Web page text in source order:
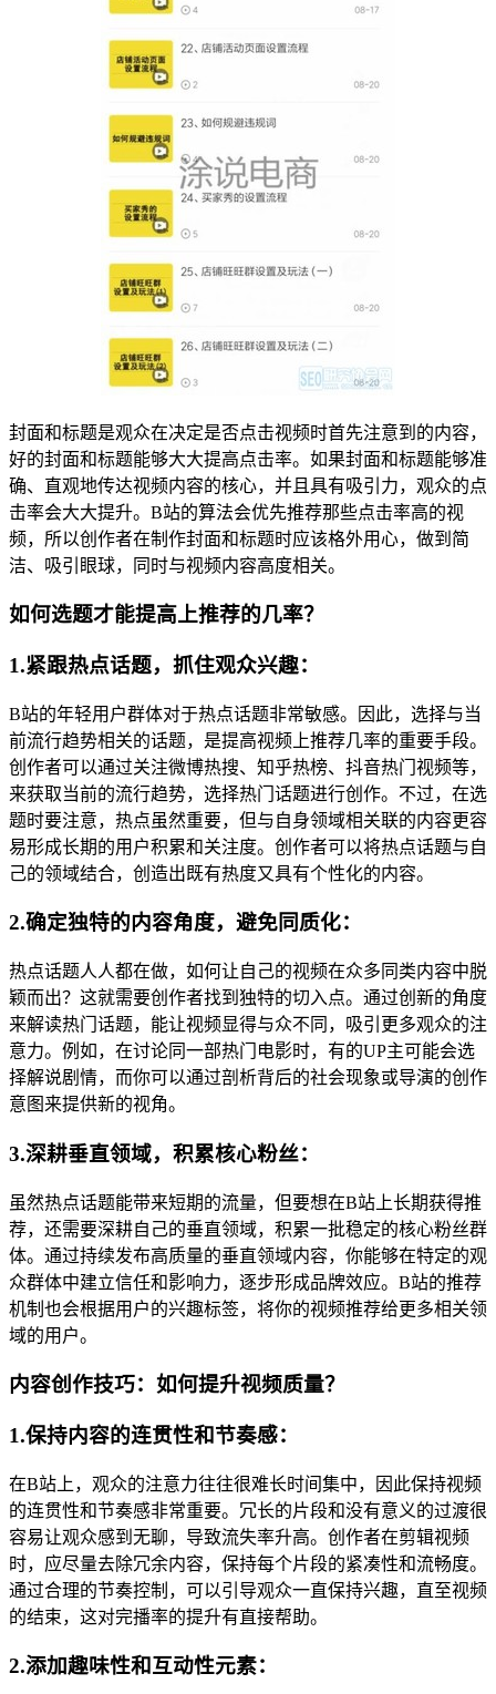
封面和标题是观众在决定是否点击视频时首先注意到的内容，
好的封面和标题能够大大提高点击率。如果封面和标题能够准
确、直观地传达视频内容的核心，并且具有吸引力，观众的点
击率会大大提升。B站的算法会优先推荐那些点击率高的视
频，所以创作者在制作封面和标题时应该格外用心，做到简
洁、吸引眼球，同时与视频内容高度相关。
如何选题才能提高上推荐的几率？
1.紧跟热点话题，抓住观众兴趣：
B站的年轻用户群体对于热点话题非常敏感。因此，选择与当
前流行趋势相关的话题，是提高视频上推荐几率的重要手段。
创作者可以通过关注微博热搜、知乎热榜、抖音热门视频等，
来获取当前的流行趋势，选择热门话题进行创作。不过，在选
题时要注意，热点虽然重要，但与自身领域相关联的内容更容
易形成长期的用户积累和关注度。创作者可以将热点话题与自
己的领域结合，创造出既有热度又具有个性化的内容。
2.确定独特的内容角度，避免同质化：
热点话题人人都在做，如何让自己的视频在众多同类内容中脱
颖而出？这就需要创作者找到独特的切入点。通过创新的角度
来解读热门话题，能让视频显得与众不同，吸引更多观众的注
意力。例如，在讨论同一部热门电影时，有的UP主可能会选
择解说剧情，而你可以通过剖析背后的社会现象或导演的创作
意图来提供新的视角。
3.深耕垂直领域，积累核心粉丝：
虽然热点话题能带来短期的流量，但要想在B站上长期获得推
荐，还需要深耕自己的垂直领域，积累一批稳定的核心粉丝群
体。通过持续发布高质量的垂直领域内容，你能够在特定的观
众群体中建立信任和影响力，逐步形成品牌效应。B站的推荐
机制也会根据用户的兴趣标签，将你的视频推荐给更多相关领
域的用户。
内容创作技巧：如何提升视频质量？
1.保持内容的连贯性和节奏感：
在B站上，观众的注意力往往很难长时间集中，因此保持视频
的连贯性和节奏感非常重要。冗长的片段和没有意义的过渡很
容易让观众感到无聊，导致流失率升高。创作者在剪辑视频
时，应尽量去除冗余内容，保持每个片段的紧凑性和流畅度。
通过合理的节奏控制，可以引导观众一直保持兴趣，直至视频
的结束，这对完播率的提升有直接帮助。
2.添加趣味性和互动性元素：